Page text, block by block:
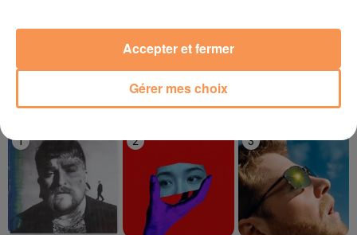
BEBE REXHA TRYO
La Traversée
Kesha
1 2 3
Gérer mes choix
Accepter et fermer